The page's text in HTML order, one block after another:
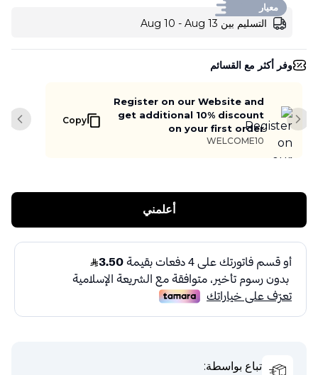
معيار
التسليم بين Aug 10 - Aug 13
وفر أكثر مع القسائم
Register on our Website and
get additional 10% discount
on your first order
WELCOME10
Copy Next slide
أعلمني
تباع بواسطة: